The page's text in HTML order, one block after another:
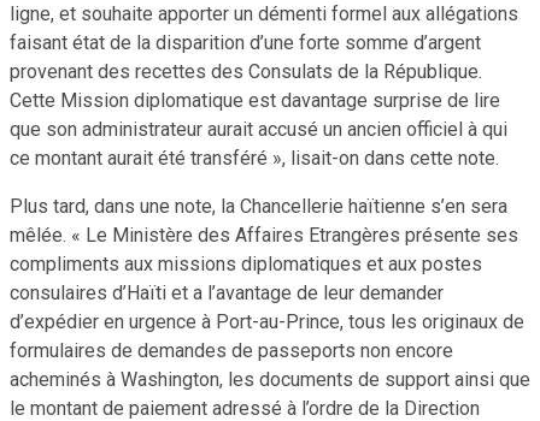
ligne, et souhaite apporter un démenti formel aux allégations
faisant état de la disparition d’une forte somme d’argent
provenant des recettes des Consulats de la République.
Cette Mission diplomatique est davantage surprise de lire
que son administrateur aurait accusé un ancien officiel à qui
ce montant aurait été transféré », lisait-on dans cette note.
Plus tard, dans une note, la Chancellerie haïtienne s’en sera
mêlée. « Le Ministère des Affaires Etrangères présente ses
compliments aux missions diplomatiques et aux postes
consulaires d’Haïti et a l’avantage de leur demander
d’expédier en urgence à Port-au-Prince, tous les originaux de
formulaires de demandes de passeports non encore
acheminés à Washington, les documents de support ainsi que
le montant de paiement adressé à l’ordre de la Direction